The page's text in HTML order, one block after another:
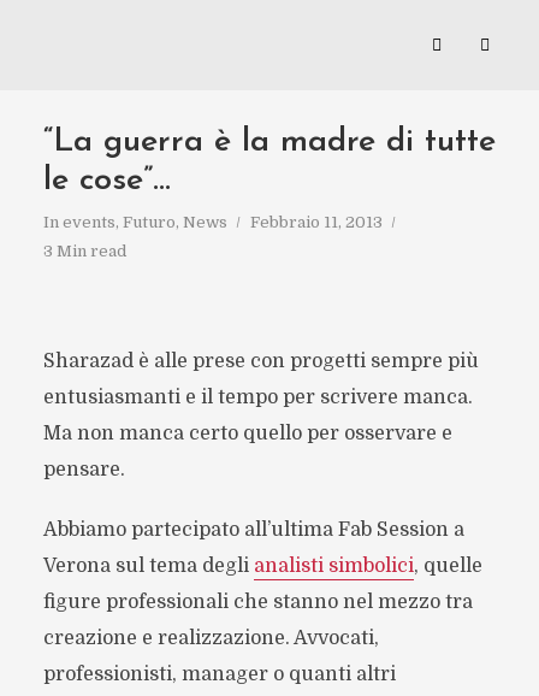
“La guerra è la madre di tutte
le cose”…
In events, Futuro, News
Febbraio 11, 2013
3 Min read
Sharazad è alle prese con progetti sempre più
entusiasmanti e il tempo per scrivere manca.
Ma non manca certo quello per osservare e
pensare.
Abbiamo partecipato all’ultima Fab Session a
Verona sul tema degli analisti simbolici, quelle
figure professionali che stanno nel mezzo tra
creazione e realizzazione. Avvocati,
professionisti, manager o quanti altri